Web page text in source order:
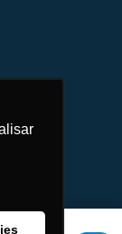
você